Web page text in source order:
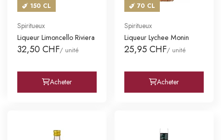
150 CL
Spiritueux
Liqueur Limoncello Riviera
32,50 CHF/ unité
Acheter
70 CL
Spiritueux
Liqueur Lychee Monin
25,95 CHF/ unité
Acheter